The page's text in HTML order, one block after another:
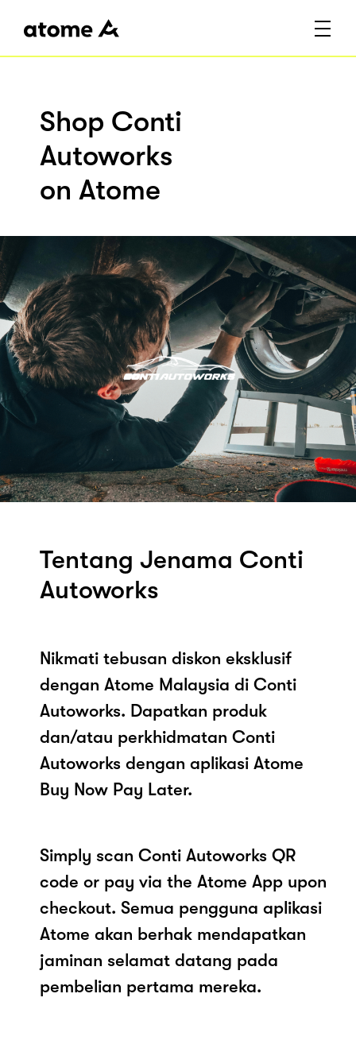
Shop Conti
Autoworks
on Atome
Tentang Jenama Conti
Autoworks
Nikmati tebusan diskon eksklusif
dengan Atome Malaysia di Conti
Autoworks. Dapatkan produk
dan/atau perkhidmatan Conti
Autoworks dengan aplikasi Atome
Buy Now Pay Later.
Simply scan Conti Autoworks QR
code or pay via the Atome App upon
checkout. Semua pengguna aplikasi
Atome akan berhak mendapatkan
jaminan selamat datang pada
pembelian pertama mereka.